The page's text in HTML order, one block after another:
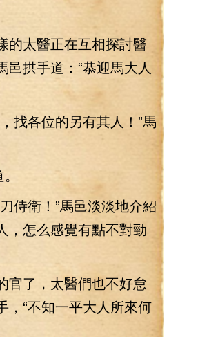
太醫正在互相探討醫
拱手道：“恭迎馬大人
各位的另有其人！”馬
衛！”馬邑淡淡地介紹
，怎么感覺有點不對勁
了，太醫們也不好怠
，“不知一平大人所來何